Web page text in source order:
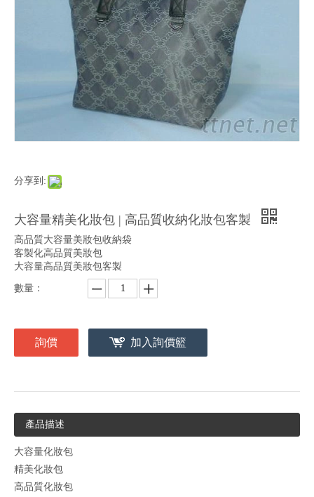
分享到:
大容量精美化妝包 | 高品質收納化妝包客製
高品質大容量美妝包收納袋
客製化高品質美妝包
大容量高品質美妝包客製
數量：
詢價 加入詢價籃
產品描述
大容量化妝包
精美化妝包
高品質化妝包